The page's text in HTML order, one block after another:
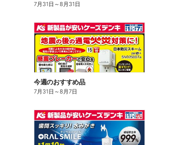
7月31日 ～8月31日
今週のおすすめ品
7月31日 ～8月7日